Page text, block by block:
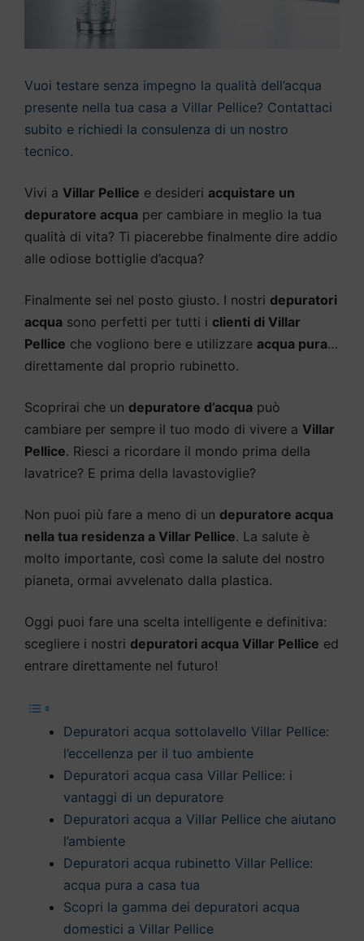
Vuoi testare senza impegno la qualità dell’acqua
presente nella tua casa a Villar Pellice? Contattaci
subito e richiedi la consulenza di un nostro
tecnico.
Vivi a Villar Pellice e desideri acquistare un
depuratore acqua per cambiare in meglio la tua
qualità di vita? Ti piacerebbe finalmente dire addio
alle odiose bottiglie d’acqua?
Finalmente sei nel posto giusto. I nostri depuratori
acqua sono perfetti per tutti i clienti di Villar
Pellice che vogliono bere e utilizzare acqua pura…
direttamente dal proprio rubinetto.
Scoprirai che un depuratore d’acqua può
cambiare per sempre il tuo modo di vivere a Villar
Pellice. Riesci a ricordare il mondo prima della
lavatrice? E prima della lavastoviglie?
Non puoi più fare a meno di un depuratore acqua
nella tua residenza a Villar Pellice. La salute è
molto importante, così come la salute del nostro
pianeta, ormai avvelenato dalla plastica.
Oggi puoi fare una scelta intelligente e definitiva:
scegliere i nostri depuratori acqua Villar Pellice ed
entrare direttamente nel futuro!
Depuratori acqua sottolavello Villar Pellice:
l’eccellenza per il tuo ambiente
Depuratori acqua casa Villar Pellice: i
vantaggi di un depuratore
Depuratori acqua a Villar Pellice che aiutano
l’ambiente
Depuratori acqua rubinetto Villar Pellice:
acqua pura a casa tua
Scopri la gamma dei depuratori acqua
domestici a Villar Pellice